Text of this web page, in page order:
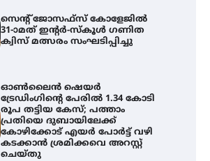
സെന്റ് ജോസഫ്സ് കോളേജിൽ
31-ാമത് ഇന്റർ-സ്കൂൾ ഗണിത
ക്വിസ് മത്സരം സംഘടിപ്പിച്ചു
ഓൺലൈൻ ഷെയർ
ട്രേഡിംഗിന്റെ പേരിൽ 1.34 കോടി
രൂപ തട്ടിയ കേസ്; പത്താം
പ്രതിയെ ദുബായിലേക്ക്
കോഴിക്കോട് എയർ പോർട്ട് വഴി
കടക്കാൻ ശ്രമിക്കവെ അറസ്റ്റ്
ചെയ്തു